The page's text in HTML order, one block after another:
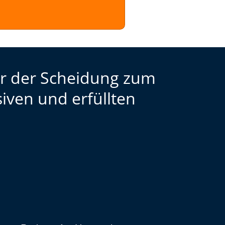
der Scheidung zum
und erfüllten